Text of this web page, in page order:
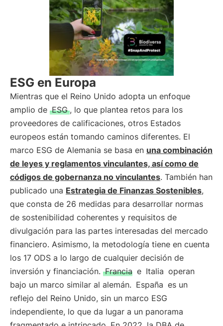
ESG en Europa
Mientras que el Reino Unido adopta un enfoque
amplio de ESG , lo que plantea retos para los
proveedores de calificaciones, otros Estados
europeos están tomando caminos diferentes. El
marco ESG de Alemania se basa en una combinación
de leyes y reglamentos vinculantes, así como de
códigos de gobernanza no vinculantes. También han
publicado una Estrategia de Finanzas Sostenibles,
que consta de 26 medidas para desarrollar normas
de sostenibilidad coherentes y requisitos de
divulgación para las partes interesadas del mercado
financiero. Asimismo, la metodología tiene en cuenta
los 17 ODS a lo largo de cualquier decisión de
inversión y financiación. Francia e Italia operan
bajo un marco similar al alemán. España es un
reflejo del Reino Unido, sin un marco ESG
independiente, lo que da lugar a un panorama